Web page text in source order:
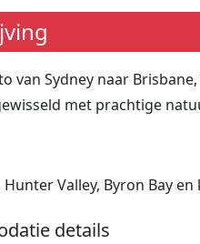
van Sydney naar
met prachtige
Hunter Valley, Byron Bay
details